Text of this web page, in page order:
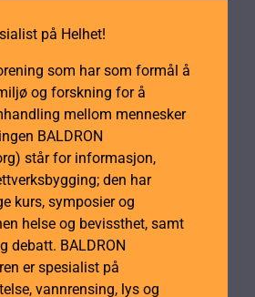
på Helhet!
som har som formål å
og forskning for å
mellom mennesker
BALDRON
står for informasjon,
den har
kurs, symposier og
helse og bevissthet, samt
debatt. BALDRON
er spesialist på
vannrensing, lys og